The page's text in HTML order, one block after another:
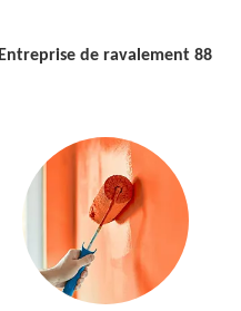
Entreprise de ravalement 88